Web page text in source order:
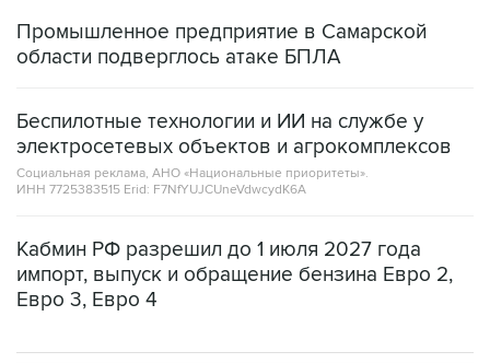
Беспилотные технологии и ИИ на службе у
Социальная реклама, АНО «Национальные приоритеты».
ИНН 7725383515 Erid: F7NfYUJCUneVdwcydK6A
Кабмин РФ разрешил до 1 июля 2027 года
Евро 3, Евро 4